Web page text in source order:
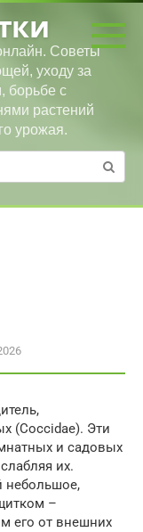
Советы
уходу за
борьбе с
растений
урожая.
(Coccidae). Эти
и садовых
их.
небольшое,
–
его от внешних